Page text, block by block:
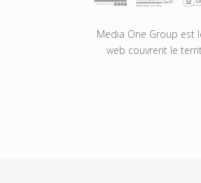
Media One Group est
web couvrent le